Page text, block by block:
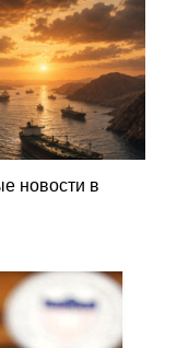
новости в